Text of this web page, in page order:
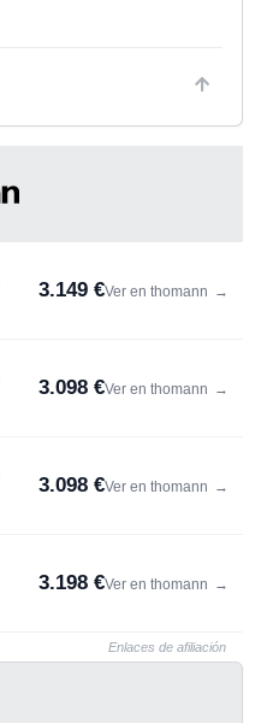
3.149 €Ver en thomann →
3.098 €Ver en thomann →
3.098 €Ver en thomann →
3.198 €Ver en thomann →
Enlaces de afiliación